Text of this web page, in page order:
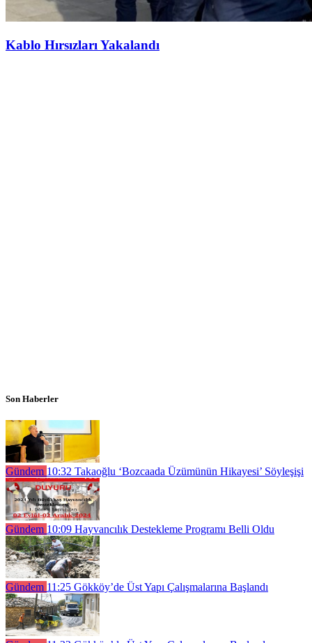
Kablo Hırsızları Yakalandı
Son Haberler
Gündem 10:32 Takaoğlu ‘Bozcaada Üzümünün Hikayesi’ Söyleşişi
Gündem 10:09 Hayvancılık Destekleme Programı Belli Oldu
Gündem 11:25 Gökköy’de Üst Yapı Çalışmalarına Başlandı